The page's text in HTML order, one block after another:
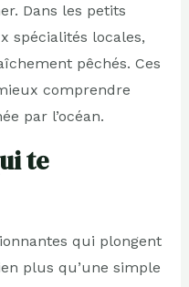
Dans les petits
spécialités locales,
pêchés. Ces
comprendre
par l’océan.
te
qui plongent
plus qu’une simple